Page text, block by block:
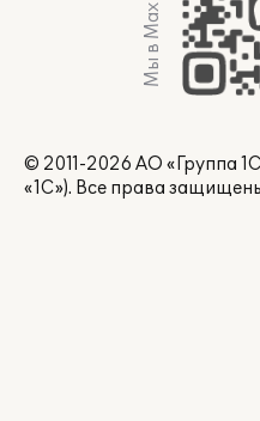
Мы в Max
© 2011-2026 АО «Группа
«1С»). Все права